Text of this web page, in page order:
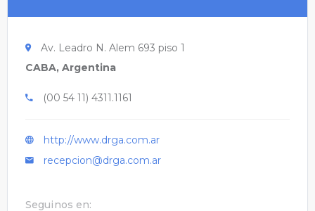
Av. Leadro N. Alem 693 piso 1
CABA, Argentina
(00 54 11) 4311.1161
http://www.drga.com.ar
recepcion@drga.com.ar
Seguinos en: